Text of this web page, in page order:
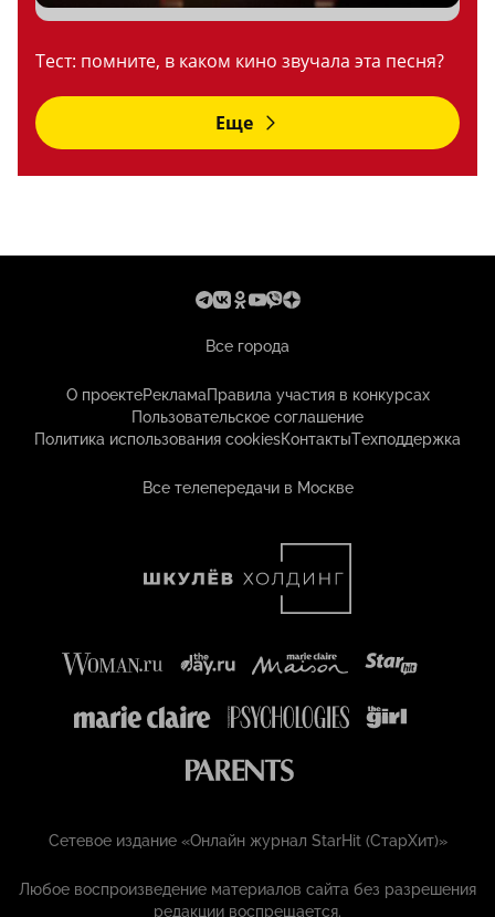
Тест: помните, в каком кино звучала эта песня?
Еще
Все города
О проектеРекламаПравила участия в конкурсах
Пользовательское соглашение
Политика использования cookiesКонтактыТехподдержка
Все телепередачи в Москве
Сетевое издание «Онлайн журнал StarHit (СтарХит)»
Любое воспроизведение материалов сайта без разрешения
редакции воспрещается.